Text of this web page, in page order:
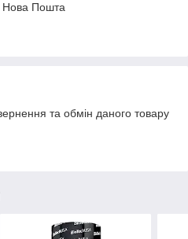
Нова Пошта
та обмін даного товару